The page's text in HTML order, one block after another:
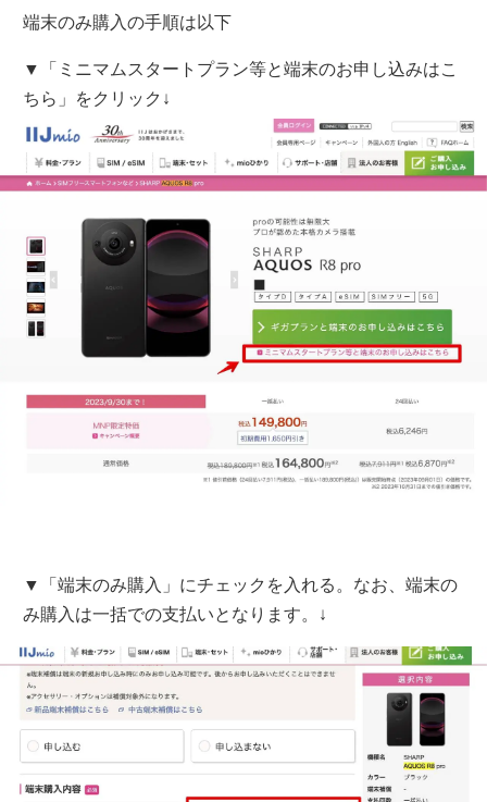
端末のみ購入の手順は以下
▼「ミニマムスタートプラン等と端末のお申し込みはこ
ちら」をクリック↓
▼「端末のみ購入」にチェックを入れる。なお、端末の
み購入は一括での支払いとなります。↓